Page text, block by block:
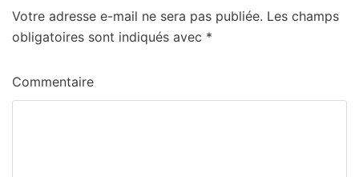
Votre adresse e-mail ne sera pas publiée. Les champs
obligatoires sont indiqués avec *
Commentaire